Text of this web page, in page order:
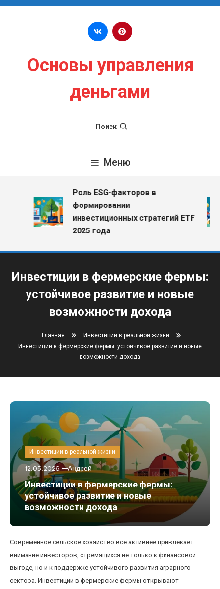
Перейти к содержимому
Основы управления
деньгами
Поиск
Меню
Роль ESG-факторов в
формировании
инвестиционных стратегий ETF
2025 года
Инвестиции в фермерские фермы:
устойчивое развитие и новые
возможности дохода
Главная
Инвестиции в реальной жизни
Инвестиции в фермерские фермы: устойчивое развитие и новые
возможности дохода
Инвестиции в реальной жизни
12.05.2026 Андрей
Инвестиции в фермерские фермы:
устойчивое развитие и новые
возможности дохода
Современное сельское хозяйство все активнее привлекает
внимание инвесторов, стремящихся не только к финансовой
выгоде, но и к поддержке устойчивого развития аграрного
сектора. Инвестиции в фермерские фермы открывают